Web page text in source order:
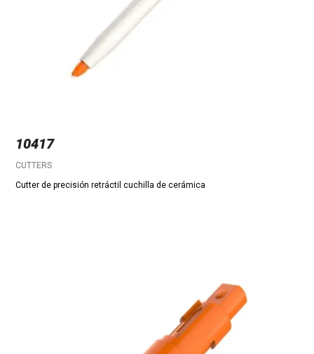
10417
CUTTERS
Cutter de precisión retráctil cuchilla de cerámica